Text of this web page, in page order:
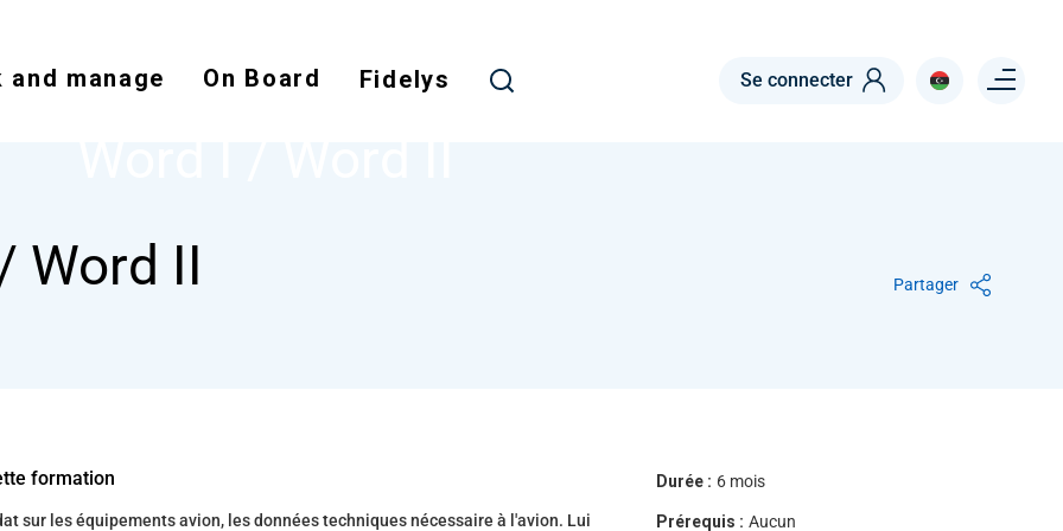
main
and manage On Board Fidelys Se connecter Menu right
NODE WORD I / WORD II
Word II Partager
formation
sur les équipements avion, les données techniques nécessaire à l'avion. Lui
Durée : 6 mois
Prérequis : Aucun